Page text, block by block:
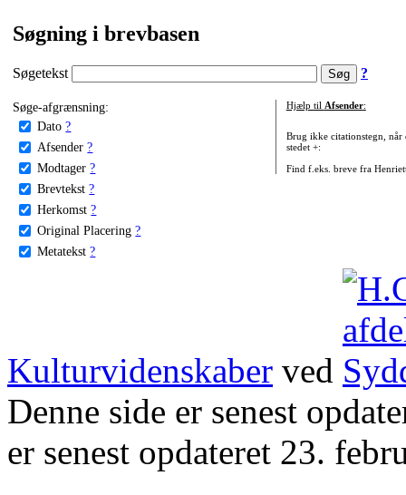
Søgning i brevbasen
Søgetekst ?
Søge-afgrænsning:
Dato ?
Afsender ?
Modtager ?
Brevtekst ?
Herkomst ?
Original Placering ?
Metatekst ?
Hjælp til Afsender:
Brug ikke citationstegn, når
stedet +:
Find f.eks. breve fra
Kulturvidenskaber ved
Denne side er senest
er senest opdateret 23.